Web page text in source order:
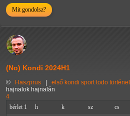
Mit gondolsz?
(No) Kondi 2024H1
© Haszprus | első kondi sport todo
hajnalok hajnalán
4
bérlet 1
h k sz cs